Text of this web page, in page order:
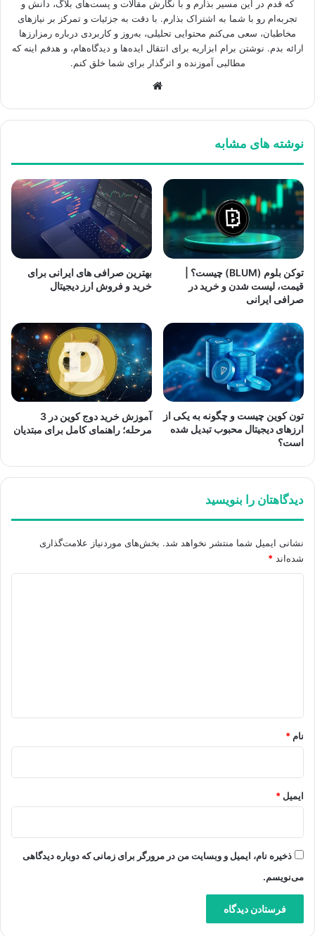
که قدم در این مسیر بذارم و با نگارش مقالات و پست‌های بلاگ، دانش و
تجربه‌ام رو با شما به اشتراک بذارم. با دقت به جزئیات و تمرکز بر نیازهای
مخاطبان، سعی می‌کنم محتوایی تحلیلی، به‌روز و کاربردی درباره رمزارزها
ارائه بدم. نوشتن برام ابزاریه برای انتقال ایده‌ها و دیدگاه‌هام، و هدفم اینه که
مطالبی آموزنده و اثرگذار برای شما خلق کنم.
نوشته های مشابه
توکن بلوم (BLUM) چیست؟ |
قیمت، لیست شدن و خرید در
صرافی ایرانی
بهترین صرافی های ایرانی برای
خرید و فروش ارز دیجیتال
تون کوین چیست و چگونه به یکی از
ارزهای دیجیتال محبوب تبدیل شده
است؟
آموزش خرید دوج کوین در 3
مرحله؛ راهنمای کامل برای مبتدیان
دیدگاهتان را بنویسید
نشانی ایمیل شما منتشر نخواهد شد. بخش‌های موردنیاز علامت‌گذاری
شده‌اند *
نام *
ایمیل *
ذخیره نام، ایمیل و وبسایت من در مرورگر برای زمانی که دوباره دیدگاهی
می‌نویسم.